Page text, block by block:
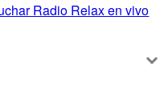
Radio Relax en vivo